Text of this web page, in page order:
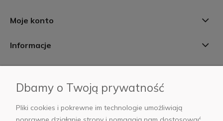
Moje konto
Informacje
AB Foto
Dbamy o Twoją prywatność
Pliki cookies i pokrewne im technologie umożliwiają